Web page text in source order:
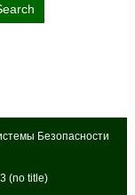
Безопасности
(no title)